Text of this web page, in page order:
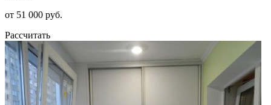
от 51 000 руб.
Рассчитать